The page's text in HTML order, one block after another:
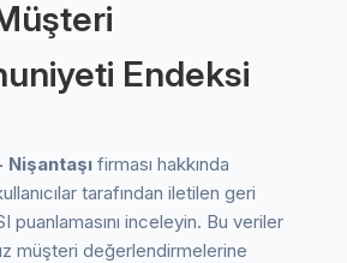
Endeksi
firması hakkında
tarafından iletilen geri
puanlamasını inceleyin. Bu veriler
müşteri değerlendirmelerine